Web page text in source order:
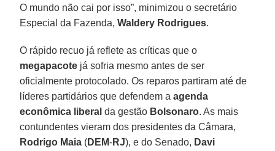
O mundo não cai por isso”, minimizou o secretário
Especial da Fazenda,Waldery Rodrigues.
O rápido recuo já reflete as críticas que o
megapacote já sofria mesmo antes de ser
oficialmente protocolado. Os reparos partiram até de
líderes partidários que defendem aagenda
econômica liberal da gestão Bolsonaro. As mais
contundentes vieram dos presidentes da Câmara,
Rodrigo Maia (DEM-RJ), e do Senado, Davi